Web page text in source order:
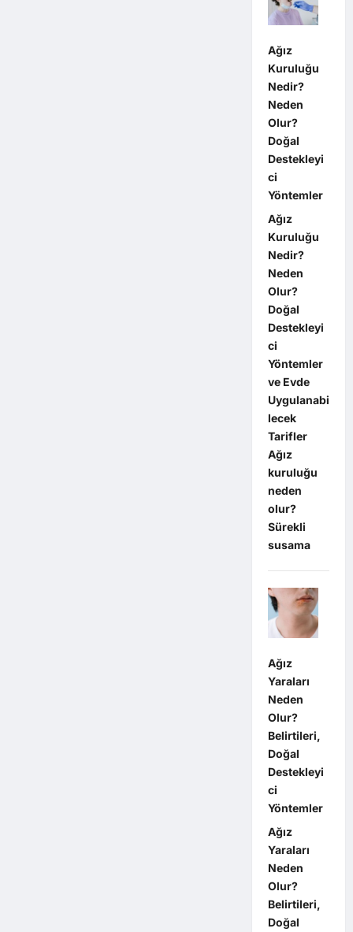
Ağız
Kuruluğu
Nedir?
Neden
Olur?
Doğal
Destekleyi
ci
Yöntemler
Ağız
Kuruluğu
Nedir?
Neden
Olur?
Doğal
Destekleyi
ci
Yöntemler
ve Evde
Uygulanabi
lecek
Tarifler
Ağız
kuruluğu
neden
olur?
Sürekli
susama
Ağız
Yaraları
Neden
Olur?
Belirtileri,
Doğal
Destekleyi
ci
Yöntemler
Ağız
Yaraları
Neden
Olur?
Belirtileri,
Doğal